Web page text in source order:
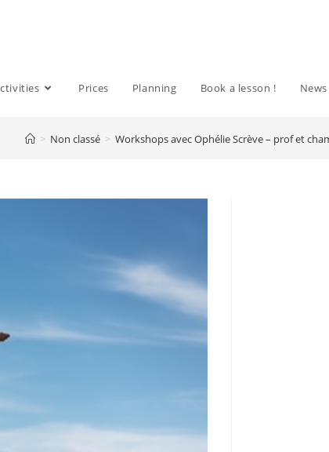
Prices Planning Book a lesson ! News
> Non classé > Workshops avec Ophélie Scrève – prof et